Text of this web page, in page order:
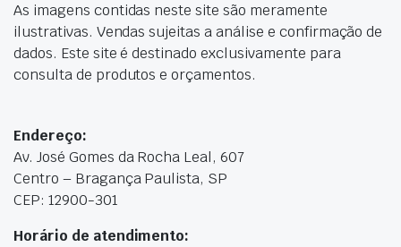
As imagens contidas neste site são meramente
ilustrativas. Vendas sujeitas a análise e confirmação de
dados. Este site é destinado exclusivamente para
consulta de produtos e orçamentos.
Endereço:
Av. José Gomes da Rocha Leal, 607
Centro – Bragança Paulista, SP
CEP: 12900-301
Horário de atendimento: